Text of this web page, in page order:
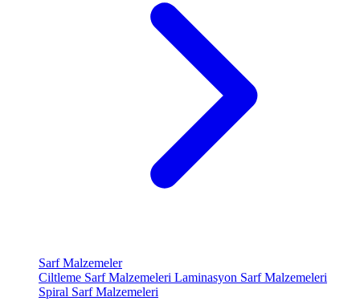
Sarf Malzemeler
Ciltleme Sarf Malzemeleri Laminasyon Sarf Malzemeleri
Spiral Sarf Malzemeleri